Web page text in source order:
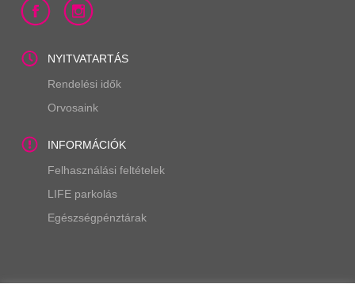
NYITVATARTÁS
Rendelési idők
Orvosaink
INFORMÁCIÓK
Felhasználási feltételek
LIFE parkolás
Egészségpénztárak